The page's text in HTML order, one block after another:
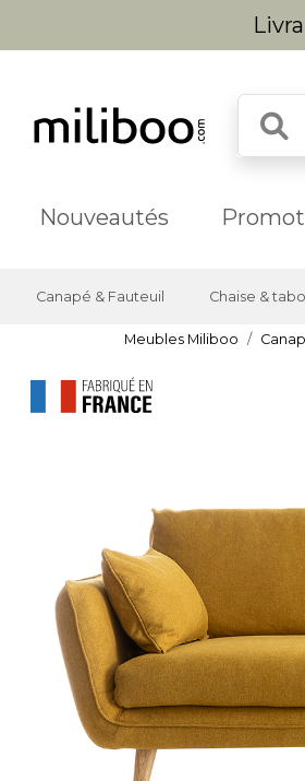
Nouveautés
Canapé & Fauteuil Chaise &
Meubles Miliboo